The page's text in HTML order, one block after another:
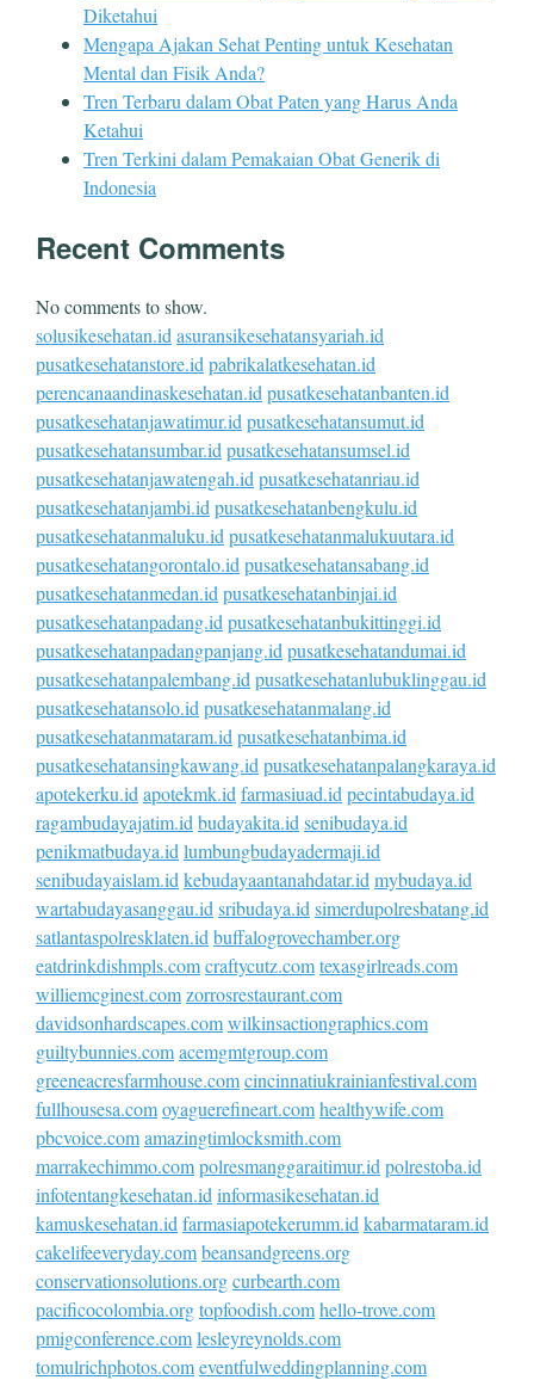
Diketahui
Mengapa Ajakan Sehat Penting untuk Kesehatan
Mental dan Fisik Anda?
Tren Terbaru dalam Obat Paten yang Harus Anda
Ketahui
Tren Terkini dalam Pemakaian Obat Generik di
Indonesia
Recent Comments
No comments to show.
solusikesehatan.id asuransikesehatansyariah.id
pusatkesehatanstore.id pabrikalatkesehatan.id
perencanaandinaskesehatan.id pusatkesehatanbanten.id
pusatkesehatanjawatimur.id pusatkesehatansumut.id
pusatkesehatansumbar.id pusatkesehatansumsel.id
pusatkesehatanjawatengah.id pusatkesehatanriau.id
pusatkesehatanjambi.id pusatkesehatanbengkulu.id
pusatkesehatanmaluku.id pusatkesehatanmalukuutara.id
pusatkesehatangorontalo.id pusatkesehatansabang.id
pusatkesehatanmedan.id pusatkesehatanbinjai.id
pusatkesehatanpadang.id pusatkesehatanbukittinggi.id
pusatkesehatanpadangpanjang.id pusatkesehatandumai.id
pusatkesehatanpalembang.id pusatkesehatanlubuklinggau.id
pusatkesehatansolo.id pusatkesehatanmalang.id
pusatkesehatanmataram.id pusatkesehatanbima.id
pusatkesehatansingkawang.id pusatkesehatanpalangkaraya.id
apotekerku.id apotekmk.id farmasiuad.id pecintabudaya.id
ragambudayajatim.id budayakita.id senibudaya.id
penikmatbudaya.id lumbungbudayadermaji.id
senibudayaislam.id kebudayaantanahdatar.id mybudaya.id
wartabudayasanggau.id sribudaya.id simerdupolresbatang.id
satlantaspolresklaten.id buffalogrovechamber.org
eatdrinkdishmpls.comcraftycutz.comtexasgirlreads.com
williemcginest.comzorrosrestaurant.com
davidsonhardscapes.comwilkinsactiongraphics.com
guiltybunnies.comacemgmtgroup.com
greeneacresfarmhouse.comcincinnatiukrainianfestival.com
fullhousesa.comoyaguerefineart.comhealthywife.com
pbcvoice.comamazingtimlocksmith.com
marrakechimmo.compolresmanggaraitimur.id polrestoba.id
infotentangkesehatan.id informasikesehatan.id
kamuskesehatan.id farmasiapotekerumm.id kabarmataram.id
cakelifeeveryday.combeansandgreens.org
conservationsolutions.orgcurbearth.com
pacificocolombia.orgtopfoodish.comhello-trove.com
pmigconference.comlesleyreynolds.com
tomulrichphotos.comeventfulweddingplanning.com